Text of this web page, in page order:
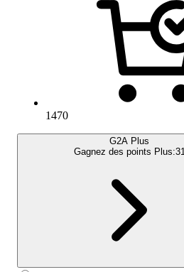
1470
G2A Plus
Gagnez des points Plus:31